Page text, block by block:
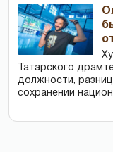
Татарского
должности,
сохранении